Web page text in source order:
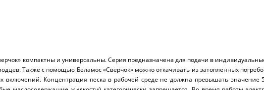
компактны и универсальны. Серия предназначена для подачи в
Также с помощью Беламос «Сверчок» можно откачивать из затопленных
включений. Концентрация песка в рабочей среде не должна превышать значение